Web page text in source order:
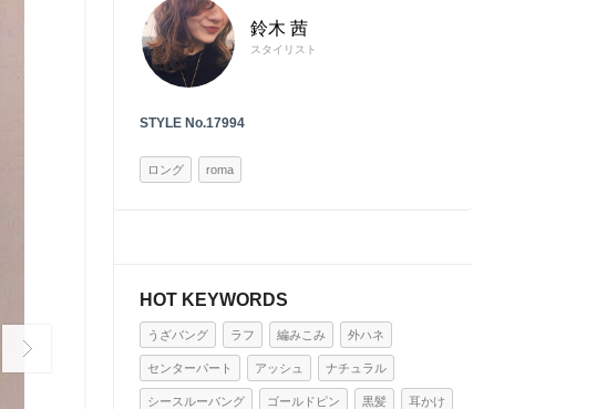
鈴木 茜
スタイリスト
STYLE No.17994
ロング roma
HOT KEYWORDS
うざバング ラフ 編みこみ 外ハネ
センターパート アッシュ ナチュラル
シースルーバング ゴールドピン 黒髪 耳かけ